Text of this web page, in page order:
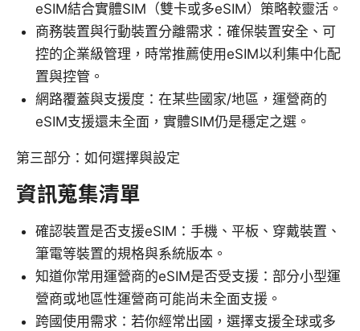
eSIM結合實體SIM（雙卡或多eSIM）策略較靈活。
商務裝置與行動裝置分離需求：確保裝置安全、可
控的企業級管理，時常推薦使用eSIM以利集中化配
置與控管。
網路覆蓋與支援度：在某些國家/地區，運營商的
eSIM支援還未全面，實體SIM仍是穩定之選。
第三部分：如何選擇與設定
資訊蒐集清單
確認裝置是否支援eSIM：手機、平板、穿戴裝置、
筆電等裝置的規格與系統版本。
知道你常用運營商的eSIM是否受支援：部分小型運
營商或地區性運營商可能尚未全面支援。
跨國使用需求：若你經常出國，選擇支援全球或多